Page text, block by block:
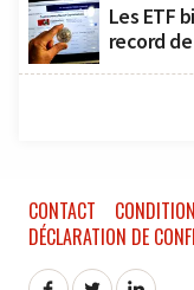
Les ETF
record
CONTACT
DÉCLARATION DE